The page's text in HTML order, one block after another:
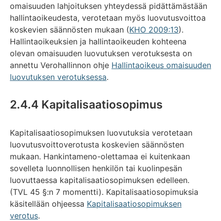
omaisuuden lahjoituksen yhteydessä pidättämästään
hallintaoikeudesta, verotetaan myös luovutusvoittoa
koskevien säännösten mukaan (KHO 2009:13).
Hallintaoikeuksien ja hallintaoikeuden kohteena
olevan omaisuuden luovutuksen verotuksesta on
annettu Verohallinnon ohje Hallintaoikeus omaisuuden
luovutuksen verotuksessa.
2.4.4 Kapitalisaatiosopimus
Kapitalisaatiosopimuksen luovutuksia verotetaan
luovutusvoittoverotusta koskevien säännösten
mukaan. Hankintameno-olettamaa ei kuitenkaan
sovelleta luonnollisen henkilön tai kuolinpesän
luovuttaessa kapitalisaatiosopimuksen edelleen.
(TVL 45 §:n 7 momentti). Kapitalisaatiosopimuksia
käsitellään ohjeessa Kapitalisaatiosopimuksen
verotus.